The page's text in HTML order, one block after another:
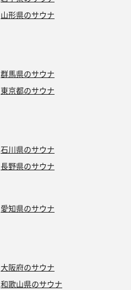
山形県のサウナ
群馬県のサウナ
東京都のサウナ
石川県のサウナ
長野県のサウナ
愛知県のサウナ
大阪府のサウナ
和歌山県のサウナ